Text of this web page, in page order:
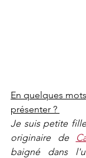
En quelques
présenter ?
Je suis petite
originaire de
baigné dans